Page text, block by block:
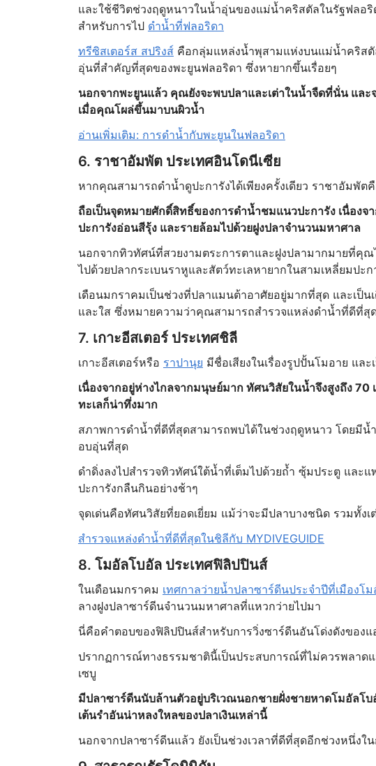
และใช้ชีวิตช่วงฤดูหนาวในน้ำอุ่นของแม่น้ำคริสตัลในรัฐฟลอ
สำหรับการไป ดำน้ำที่ฟลอริดา
ทรีซิสเตอร์ส สปริงส์คือกลุ่มแหล่งน้ำพุสามแห่งบนแม่น้ำคริสตั
อุ่นที่สำคัญที่สุดของพะยูนฟลอริดา ซึ่งหายากขึ้นเรื่อยๆ
นอกจากพะยูนแล้ว คุณยังจะพบปลาและเต่าในน้ำจืดที่นั่น และ
เมื่อคุณโผล่ขึ้นมาบนผิวน้ำ
อ่านเพิ่มเติม: การดำน้ำกับพะยูนในฟลอริดา
6. ราชาอัมพัต ประเทศอินโดนีเซีย
หากคุณสามารถดำน้ำดูปะการังได้เพียงครั้งเดียว ราชาอัมพั
ถือเป็นจุดหมายศักดิ์สิทธิ์ของการดำน้ำชมแนวปะการัง เนื่อง
ปะการังอ่อนสีรุ้ง และรายล้อมไปด้วยฝูงปลาจำนวนมหาศาล
นอกจากทิวทัศน์ที่สวยงามตระการตาและฝูงปลามากมายที่คุณ
ไปด้วยปลากระเบนราหูและสัตว์ทะเลหายากในสามเหลี่ยมปะก
เดือนมกราคมเป็นช่วงที่ปลาแมนต้าอาศัยอยู่มากที่สุด และเป็
และใส ซึ่งหมายความว่าคุณสามารถสำรวจแหล่งดำน้ำที่ดีที่สุ
7. เกาะอีสเตอร์ ประเทศชิลี
เกาะอีสเตอร์หรือ ราปานุย มีชื่อเสียงในเรื่องรูปปั้นโมอาย แล
เนื่องจากอยู่ห่างไกลจากมนุษย์มาก ทัศนวิสัยในน้ำจึงสูงถึง
ทะเลก็น่าทึ่งมาก
สภาพการดำน้ำที่ดีที่สุดสามารถพบได้ในช่วงฤดูหนาว โดยมี
อบอุ่นที่สุด
ดำดิ่งลงไปสำรวจทิวทัศน์ใต้น้ำที่เต็มไปด้วยถ้ำ ซุ้มประตู และ
ปะการังกลืนกินอย่างช้าๆ
จุดเด่นคือทัศนวิสัยที่ยอดเยี่ยม แม้ว่าจะมีปลาบางชนิด รวมทั้ง
สำรวจแหล่งดำน้ำที่ดีที่สุดในชิลีกับ MYDIVEGUIDE
8. โมอัลโบอัล ประเทศฟิลิปปินส์
ในเดือนมกราคม เทศกาลว่ายน้ำปลาซาร์ดีนประจำปีที่เมืองโ
ลางฝูงปลาซาร์ดีนจำนวนมหาศาลที่แหวกว่ายไปมา
นี่คือคำตอบของฟิลิปปินส์สำหรับการวิ่งซาร์ดีนอันโด่งดังของแ
ปรากฏการณ์ทางธรรมชาตินี้เป็นประสบการณ์ที่ไม่ควรพลาด
เซบู
มีปลาซาร์ดีนนับล้านตัวอยู่บริเวณนอกชายฝั่งชายหาดโมอัลโบ
เต้นรำอันน่าหลงใหลของปลาเงินเหล่านี้
นอกจากปลาซาร์ดีนแล้ว ยังเป็นช่วงเวลาที่ดีที่สุดอีกช่วงหนึ่งใ